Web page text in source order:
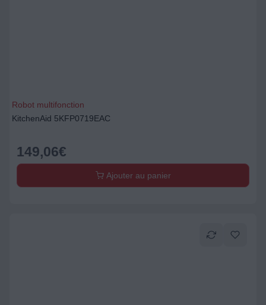
Robot multifonction
KitchenAid 5KFP0719EAC
149,06€
Ajouter au panier